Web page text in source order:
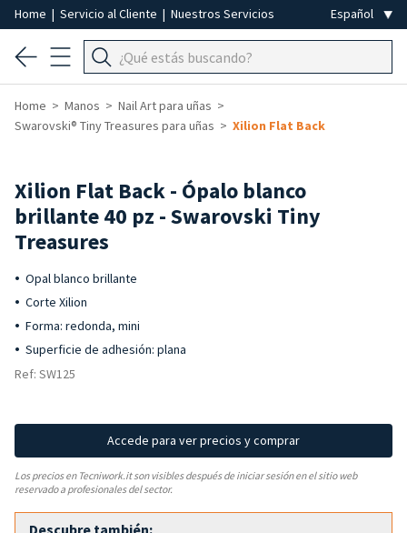
Home | Servicio al Cliente | Nuestros Servicios
Home Manos
Nail Art para uñas
Swarovski® Tiny Treasures para uñas
Xilion Flat Back
Xilion Flat Back - Ópalo blanco
brillante 40 pz - Swarovski Tiny
Treasures
Opal blanco brillante
Corte Xilion
Forma: redonda, mini
Superficie de adhesión: plana
Ref: SW125
Accede para ver precios y comprar
Los precios en Tecniwork.it son visibles después de iniciar sesión en el sitio web
reservado a profesionales del sector.
Descubre también: